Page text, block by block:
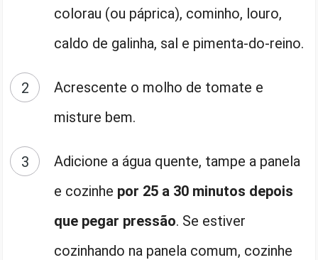
colorau (ou páprica), cominho, louro,
caldo de galinha, sal e pimenta-do-reino.
Acrescente o molho de tomate e
misture bem.
Adicione a água quente, tampe a panela
e cozinhe por 25 a 30 minutos depois
que pegar pressão. Se estiver
cozinhando na panela comum, cozinhe